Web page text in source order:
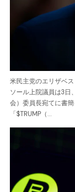
米民主党のエリザベ
ソール上院議員は3日
会）委員長宛てに書
「$TRUMP（…